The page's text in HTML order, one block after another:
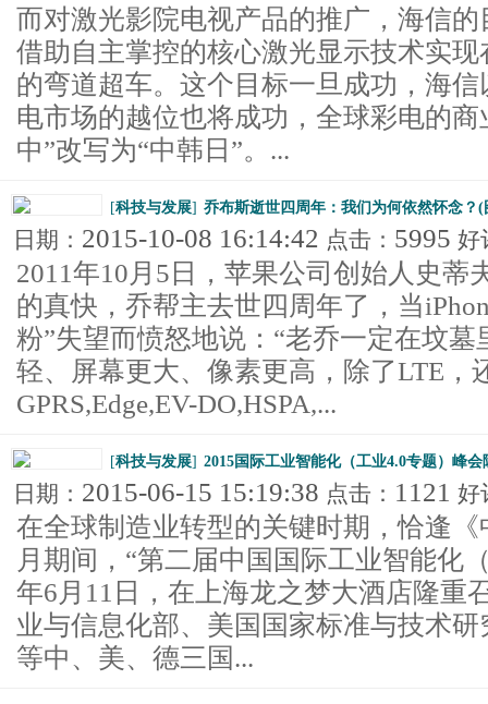
而对激光影院电视产品的推广，海信
借助自主掌控的核心激光显示技术实
的弯道超车。这个目标一旦成功，海
电市场的越位也将成功，全球彩电的
中”改写为“中韩日”。...
[科技与发展] 乔布斯逝世四周年：我们为何依然怀念？(
日期： 2015-10-08 16:14:42 点击： 5995 好
2011年10月5日，苹果公司创始人史蒂
的真快，乔帮主去世四周年了，当
粉”失望而愤怒地说：“老乔一定在坟墓
轻、屏幕更大、像素更高，除了LTE，
GPRS,Edge,EV-DO,HSPA,...
[科技与发展] 2015国际工业智能化（工业4.0专题）峰会
日期： 2015-06-15 15:19:38 点击： 1121 好
在全球制造业转型的关键时期，恰逢
月期间，“第二届中国国际工业智能化
年6月11日，在上海龙之梦大酒店隆重
业与信息化部、美国国家标准与技术
等中、美、德三国...